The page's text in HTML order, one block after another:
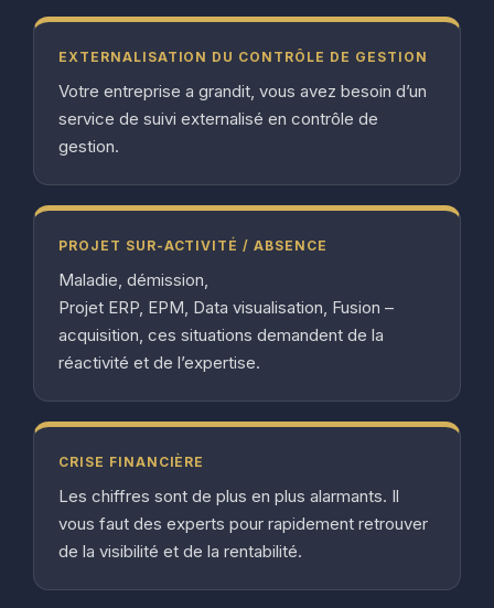
EXTERNALISATION DU CONTRÔLE DE GESTION
Votre entreprise a grandit, vous avez besoin d’un
service de suivi externalisé en contrôle de
gestion.
PROJET SUR-ACTIVITÉ / ABSENCE
Maladie, démission,
Projet ERP, EPM, Data visualisation, Fusion –
acquisition, ces situations demandent de la
réactivité et de l’expertise.
CRISE FINANCIÈRE
Les chiffres sont de plus en plus alarmants. Il
vous faut des experts pour rapidement retrouver
de la visibilité et de la rentabilité.